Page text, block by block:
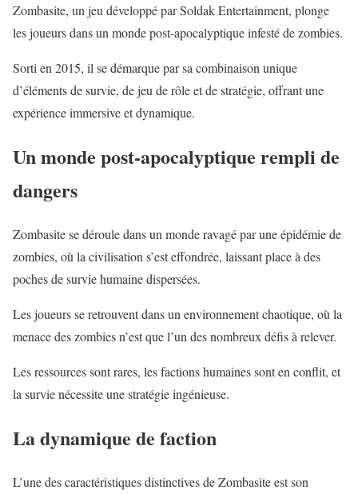
Zombasite, un jeu développé par Soldak Entertainment, plonge
les joueurs dans un monde post-apocalyptique infesté de zombies.
Sorti en 2015, il se démarque par sa combinaison unique
d’éléments de survie, de jeu de rôle et de stratégie, offrant une
expérience immersive et dynamique.
Un monde post-apocalyptique rempli de
dangers
Zombasite se déroule dans un monde ravagé par une épidémie de
zombies, où la civilisation s’est effondrée, laissant place à des
poches de survie humaine dispersées.
Les joueurs se retrouvent dans un environnement chaotique, où la
menace des zombies n’est que l’un des nombreux défis à relever.
Les ressources sont rares, les factions humaines sont en conflit, et
la survie nécessite une stratégie ingénieuse.
La dynamique de faction
L’une des caractéristiques distinctives de Zombasite est son